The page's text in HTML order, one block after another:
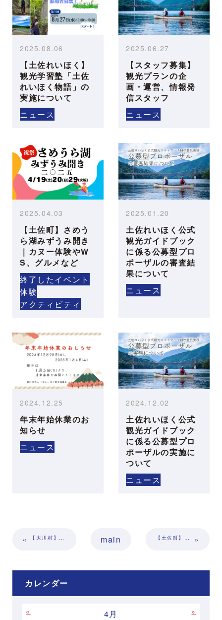
【土佐れいほく】
観光学習塾「土佐
れいほく物語」の
実施について
2025.08.06
ニュース
【スタッフ募集】
観光プランの企
画・運営、情報発
信スタッフ
2025.06.27
ニュース
【土佐町】さめう
ら湖みずうみ開き
｜カヌー体験やW
S、グルメなど
2025.04.03
終了したイベント
体験
アクティビティ
土佐れいほく公式
観光ガイドブック
に係る公募型プロ
ポーザルの審査結
果について
2025.01.20
ニュース
年末年始休業のお
知らせ
2024.12.25
ニュース
土佐れいほく公式
観光ガイドブック
に係る公募型プロ
ポーザルの実施に
ついて
2024.12.02
ニュース
« 【大川村】さめうらダム遊覧船が運行再開！｜2026年4月25日より main 【土佐町】さめうら荘レイクサイドホテル｜新会席「藁焼き土佐あかうし会席『薫』プラン」 »
カレンダー
« 4月 »